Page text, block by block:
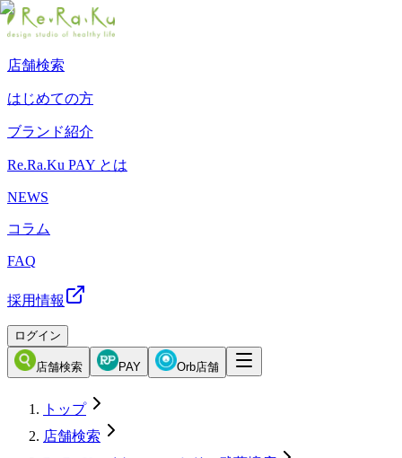
店舗検索
はじめての方
ブランド紹介
Re.Ra.Ku PAY とは
NEWS
コラム
FAQ
採用情報
ログイン
店舗検索 PAY Orb店舗
トップ
店舗検索